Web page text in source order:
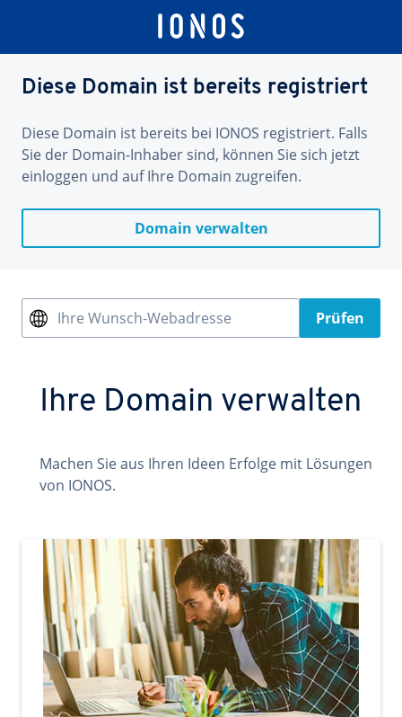
Diese Domain ist bereits registriert
Diese Domain ist bereits bei IONOS registriert. Falls
Sie der Domain-Inhaber sind, können Sie sich jetzt
einloggen und auf Ihre Domain zugreifen.
Domain verwalten
Ihre Wunsch-Webadresse Prüfen
Ihre Domain verwalten
Machen Sie aus Ihren Ideen Erfolge mit Lösungen
von IONOS.